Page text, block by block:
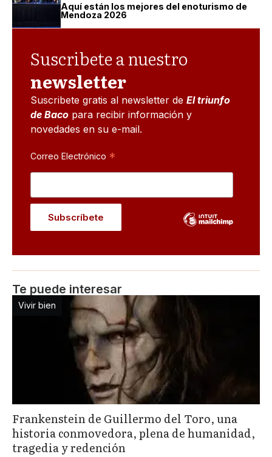
Aquí están los mejores del enoturismo de
Mendoza 2026
Suscribete a nuestro
newsletter
Suscribete gratis al newsletter de El triunfo
de Baco para recibir información y
novedades en su e-mail.
Correo Electrónico *
Te puede interesar
Vivir bien
Frankenstein de Guillermo del Toro, una
historia conmovedora, plena de humanidad,
tragedia y redención